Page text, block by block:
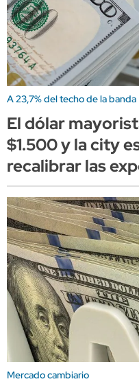
A 23,7% del techo de la banda
El dólar
$1.500 y la city
recalibrar las
Mercado cambiario